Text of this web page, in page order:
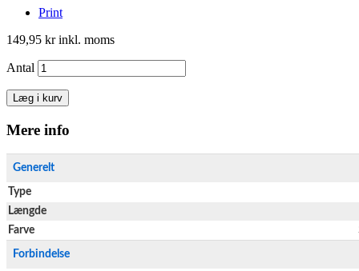
Print
149,95 krinkl. moms
Antal
Læg i kurv
Mere info
Generelt
Type
Længde
Farve
Forbindelse